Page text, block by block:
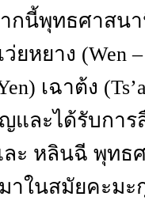
กนี้พุทธศาสน
ยหยาง (Wen
เฉาต้ง
และได้รับกา
ละ หลินฉี พุทธ
าในสมัยคะมะ